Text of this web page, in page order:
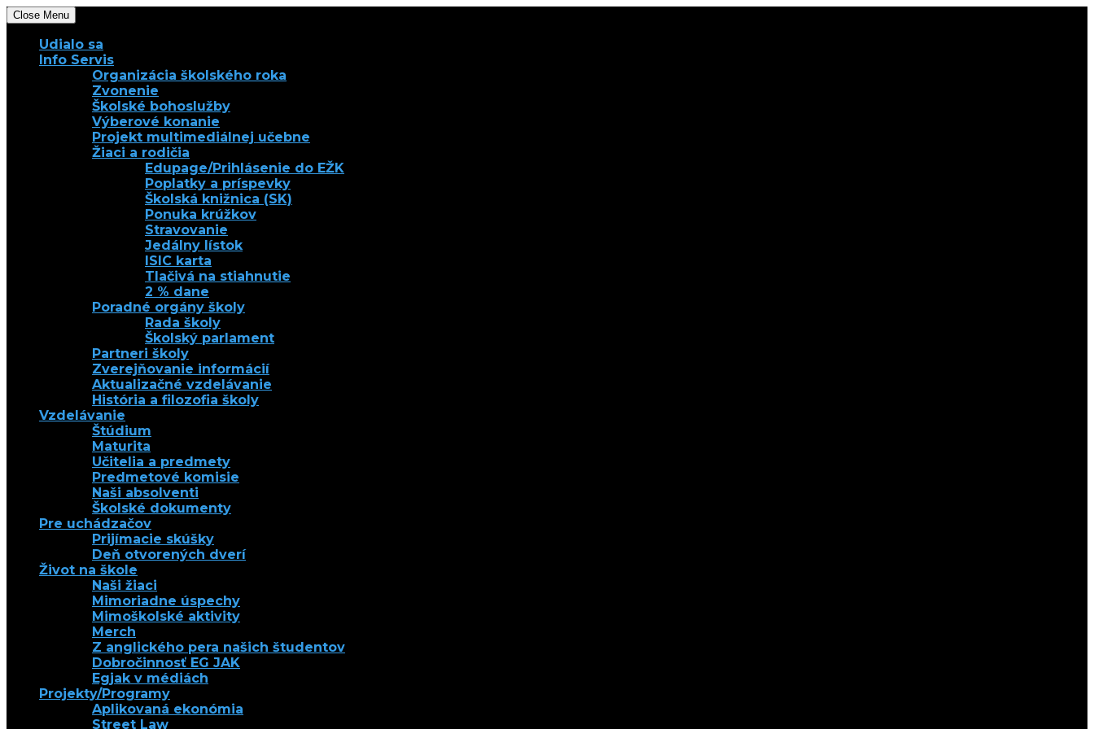
Close Menu
Udialo sa
Info Servis
Organizácia školského roka
Zvonenie
Školské bohoslužby
Výberové konanie
Projekt multimediálnej učebne
Žiaci a rodičia
Edupage/Prihlásenie do EŽK
Poplatky a príspevky
Školská knižnica (SK)
Ponuka krúžkov
Stravovanie
Jedálny lístok
ISIC karta
Tlačivá na stiahnutie
2 % dane
Poradné orgány školy
Rada školy
Školský parlament
Partneri školy
Zverejňovanie informácií
Aktualizačné vzdelávanie
História a filozofia školy
Vzdelávanie
Štúdium
Maturita
Učitelia a predmety
Predmetové komisie
Naši absolventi
Školské dokumenty
Pre uchádzačov
Prijímacie skúšky
Deň otvorených dverí
Život na škole
Naši žiaci
Mimoriadne úspechy
Mimoškolské aktivity
Merch
Z anglického pera našich študentov
Dobročinnosť EG JAK
Egjak v médiách
Projekty/Programy
Aplikovaná ekonómia
Street Law